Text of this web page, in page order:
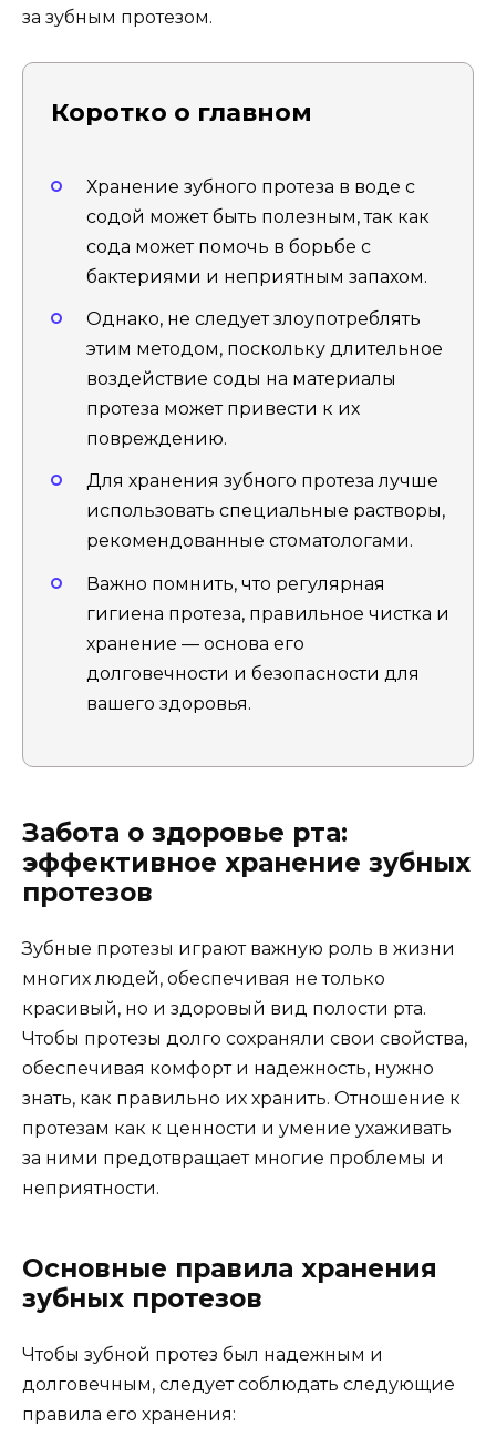
за зубным протезом.
Коротко о главном
Хранение зубного протеза в воде с
содой может быть полезным, так как
сода может помочь в борьбе с
бактериями и неприятным запахом.
Однако, не следует злоупотреблять
этим методом, поскольку длительное
воздействие соды на материалы
протеза может привести к их
повреждению.
Для хранения зубного протеза лучше
использовать специальные растворы,
рекомендованные стоматологами.
Важно помнить, что регулярная
гигиена протеза, правильное чистка и
хранение — основа его
долговечности и безопасности для
вашего здоровья.
Забота о здоровье рта:
эффективное хранение зубных
протезов
Зубные протезы играют важную роль в жизни
многих людей, обеспечивая не только
красивый, но и здоровый вид полости рта.
Чтобы протезы долго сохраняли свои свойства,
обеспечивая комфорт и надежность, нужно
знать, как правильно их хранить. Отношение к
протезам как к ценности и умение ухаживать
за ними предотвращает многие проблемы и
неприятности.
Основные правила хранения
зубных протезов
Чтобы зубной протез был надежным и
долговечным, следует соблюдать следующие
правила его хранения: